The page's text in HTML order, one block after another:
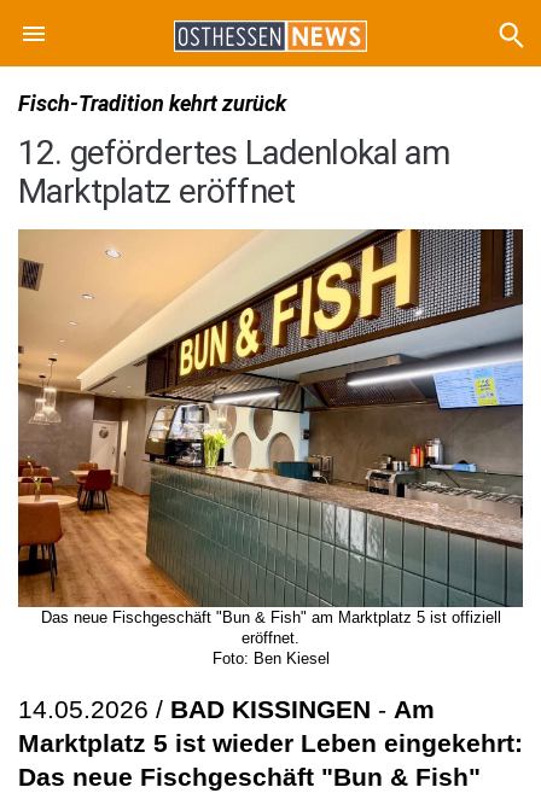
Fisch-Tradition kehrt zurück
12. gefördertes Ladenlokal am
Marktplatz eröffnet
Das neue Fischgeschäft "Bun & Fish" am Marktplatz 5 ist offiziell
eröffnet.
Foto: Ben Kiesel
14.05.2026 / BAD KISSINGEN - Am
Marktplatz 5 ist wieder Leben eingekehrt:
Das neue Fischgeschäft "Bun & Fish"